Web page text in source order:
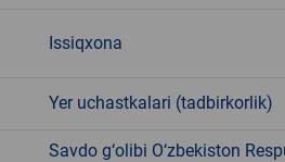
Issiqxona
Yer uchastkalari (tadbirkorlik)
Savdo g‘olibi O‘zbekiston